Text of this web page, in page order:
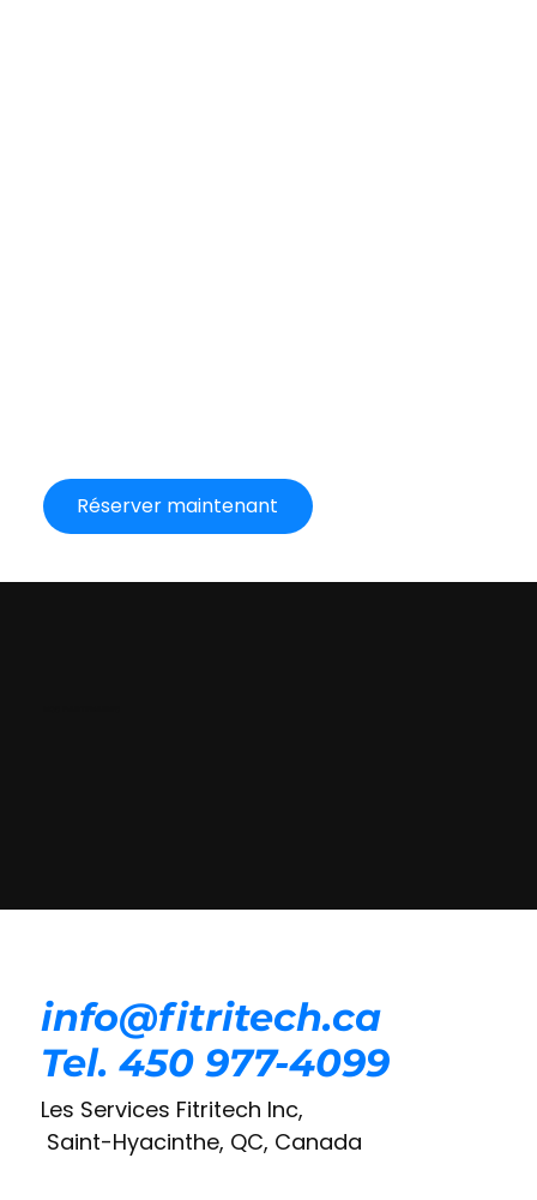
Réserver maintenant
info@fitritech.ca
Tel. 450 977-4099
Les Services Fitritech Inc,
Saint-Hyacinthe, QC, Canada